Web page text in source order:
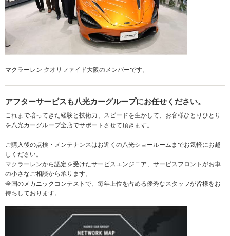
マクラーレン クオリファイド大阪のメンバーです。
アフターサービスも八光カーグループにお任せください。
これまで培ってきた経験と技術力、スピードを生かして、お客様ひとりひとり
を八光カーグループ全店でサポートさせて頂きます。
ご購入後の点検・メンテナンスはお近くの八光ショールームまでお気軽にお越
しください。
マクラーレンから認定を受けたサービスエンジニア、サービスフロントがお車
の小さなご相談から承ります。
全国のメカニックコンテストで、毎年上位を占める優秀なスタッフが皆様をお
待ちしております。